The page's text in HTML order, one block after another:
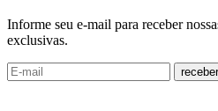
Informe seu e-mail para receber
exclusivas.
receber